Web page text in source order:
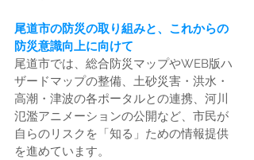
尾道市の防災の取り組みと、これからの
防災意識向上に向けて
尾道市では、総合防災マップやWEB版ハ
ザードマップの整備、土砂災害・洪水・
高潮・津波の各ポータルとの連携、河川
氾濫アニメーションの公開など、市民が
自らのリスクを「知る」ための情報提供
を進めています。